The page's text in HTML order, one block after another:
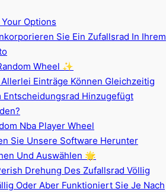
Options
Sie Ein Zufallsrad In Ihrem
Wheel ✨
Einträge Können Gleichzeitig
Entscheidungsrad Hinzugefügt
Nba Player Wheel
Sie Unsere Software Herunter
Und Auswählen 🌟
Drehung Des Zufallsrad Völlig
Oder Aber Funktioniert Sie Je Nach